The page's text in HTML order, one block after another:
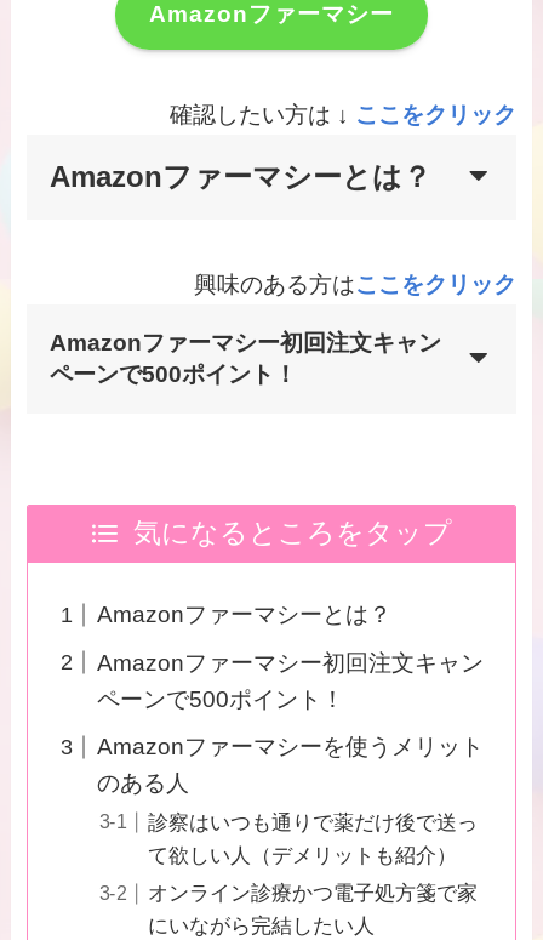
Amazonファーマシー
確認したい方は ↓ ここをクリック
Amazonファーマシーとは？
興味のある方はここをクリック
Amazonファーマシー初回注文キャン
ペーンで500ポイント！
気になるところをタップ
Amazonファーマシーとは？
Amazonファーマシー初回注文キャン
ペーンで500ポイント！
Amazonファーマシーを使うメリット
のある人
診察はいつも通りで薬だけ後で送っ
て欲しい人（デメリットも紹介）
オンライン診療かつ電子処方箋で家
にいながら完結したい人